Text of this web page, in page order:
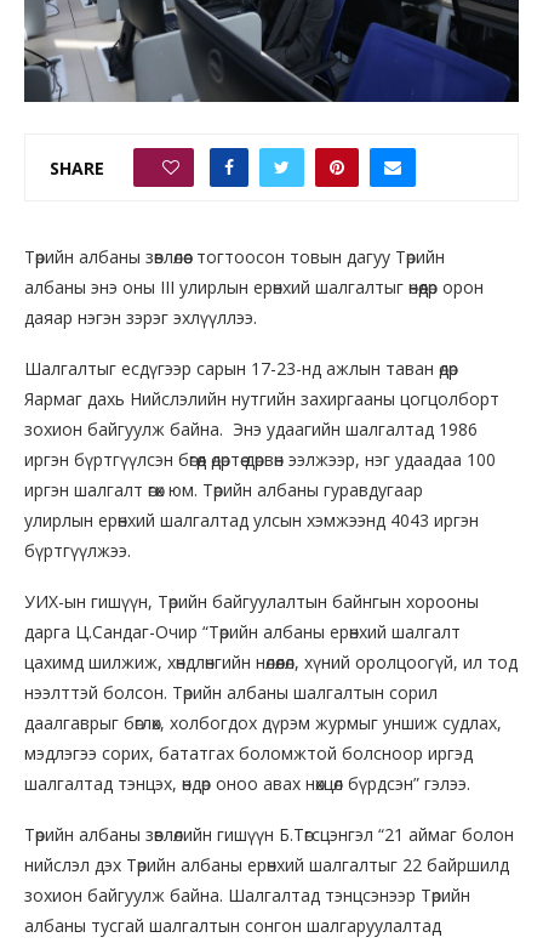
SHARE
Төрийн албаны зөвлөлөөс тогтоосон товын дагуу Төрийн
албаны энэ оны III улирлын ерөнхий шалгалтыг өнөөдөр орон
даяар нэгэн зэрэг эхлүүллээ.
Шалгалтыг есдүгээр сарын 17-23-нд ажлын таван өдөр
Яармаг дахь Нийслэлийн нутгийн захиргааны цогцолборт
зохион байгуулж байна. Энэ удаагийн шалгалтад 1986
иргэн бүртгүүлсэн бөгөөд өдөртөө дөрвөн ээлжээр, нэг удаадаа 100
иргэн шалгалт өгөх юм. Төрийн албаны гуравдугаар
улирлын ерөнхий шалгалтад улсын хэмжээнд 4043 иргэн
бүртгүүлжээ.
УИХ-ын гишүүн, Төрийн байгуулалтын байнгын хорооны
дарга Ц.Сандаг-Очир “Төрийн албаны ерөнхий шалгалт
цахимд шилжиж, хөндлөнгийн нөлөөлөл, хүний оролцоогүй, ил тод
нээлттэй болсон. Төрийн албаны шалгалтын сорил
даалгаврыг бөглөх, холбогдох дүрэм журмыг уншиж судлах,
мэдлэгээ сорих, бататгах боломжтой болсноор иргэд
шалгалтад тэнцэх, өндөр оноо авах нөхцөл бүрдсэн” гэлээ.
Төрийн албаны зөвлөлийн гишүүн Б.Төгсцэнгэл “21 аймаг болон
нийслэл дэх Төрийн албаны ерөнхий шалгалтыг 22 байршилд
зохион байгуулж байна. Шалгалтад тэнцсэнээр Төрийн
албаны тусгай шалгалтын сонгон шалгаруулалтад